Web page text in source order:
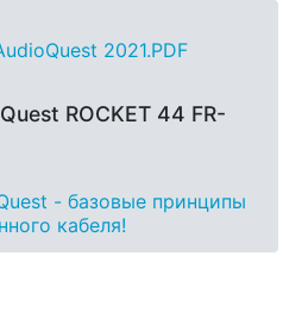
2021.PDF
ROCKET 44 FR-
- базовые принципы
кабеля!